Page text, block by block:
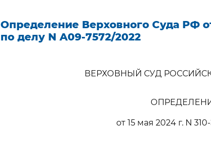
Определение Верховного Суда РФ
по делу N А09-7572/2022
ВЕРХОВНЫЙ СУД
от 15 мая 2024 г. N